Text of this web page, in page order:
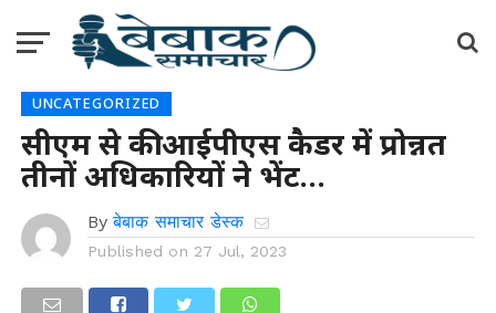
UNCATEGORIZED
सीएम से की आईपीएस कैडर में प्रोन्नत
तीनों अधिकारियों ने भेंट…
By बेबाक समाचार डेस्क
Published on 27 Jul, 2023